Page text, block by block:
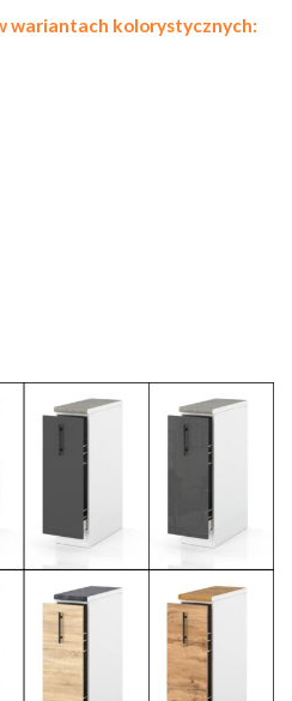
wariantach kolorystycznych: